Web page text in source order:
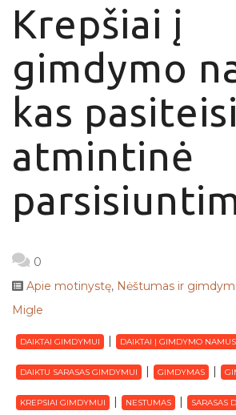
Krepšiai į
gimdymo
kas
atmintinė
0
Apie motinystę, Nėštumas ir
Migle
DAIKTAI GIMDYMUI DAIKTAI Į GIMDYMO NAMUS
DAIKTU SARASAS GIMDYMUI GIMDYMAS
KREPSIAI GIMDYMUI NESTUMAS SARASAS